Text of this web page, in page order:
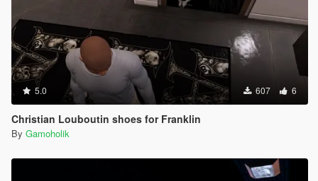
5.0 607 6
Christian Louboutin shoes for Franklin
By Gamoholik